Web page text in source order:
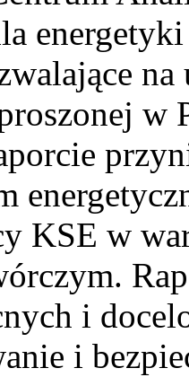
w
KSE w
i
i